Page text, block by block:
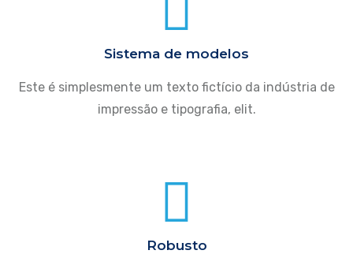
Sistema de modelos
Este é simplesmente um texto fictício da indústria de
impressão e tipografia, elit.
Robusto